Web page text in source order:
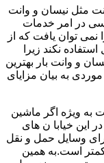
مثل نیسان و وانت
در امر خدمات
توان یافت که از
نکند زیرا
و وانت بار بهترین
به بیان مزایای
به ویژه اگر ماشین
این خیابا ن های
وسایل حمل و نقل
است.به همین